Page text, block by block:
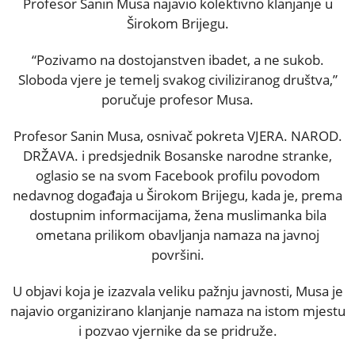
Profesor Sanin Musa najavio kolektivno klanjanje u
Širokom Brijegu.
“Pozivamo na dostojanstven ibadet, a ne sukob.
Sloboda vjere je temelj svakog civiliziranog društva,”
poručuje profesor Musa.
Profesor Sanin Musa, osnivač pokreta VJERA. NAROD.
DRŽAVA. i predsjednik Bosanske narodne stranke,
oglasio se na svom Facebook profilu povodom
nedavnog događaja u Širokom Brijegu, kada je, prema
dostupnim informacijama, žena muslimanka bila
ometana prilikom obavljanja namaza na javnoj
površini.
U objavi koja je izazvala veliku pažnju javnosti, Musa je
najavio organizirano klanjanje namaza na istom mjestu
i pozvao vjernike da se pridruže.